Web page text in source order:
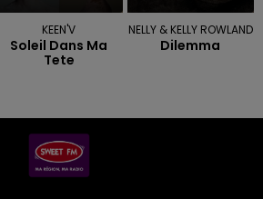
KEEN'V
Soleil Dans Ma
Tete
NELLY & KELLY ROWLAND
Dilemma